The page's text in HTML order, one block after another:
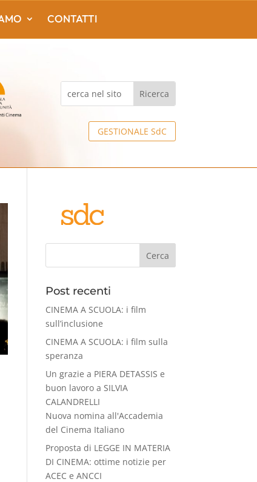
GESTIONALE SdC
CONTATTI
Cerca
Post recenti
CINEMA A SCUOLA: i film
sull’inclusione
CINEMA A SCUOLA: i film sulla
speranza
Un grazie a PIERA DETASSIS e
buon lavoro a SILVIA
CALANDRELLI
Nuova nomina all'Accademia
del Cinema Italiano
Proposta di LEGGE IN MATERIA
DI CINEMA: ottime notizie per
ACEC e ANCCI